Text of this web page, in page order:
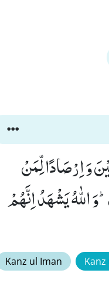
وَ اِرْصَادًا لِّمَنْ
اللّٰهُ یَشْهَدُ اِنَّهُمْ
Kanz ul Iman